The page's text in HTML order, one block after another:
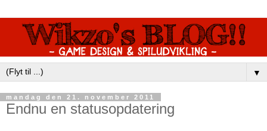
▼
mandag den 21. november 2011
Endnu en statusopdatering